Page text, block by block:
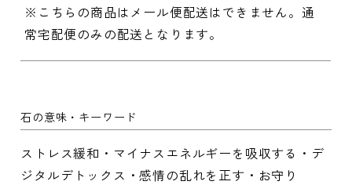
※こちらの商品はメール便配送はできません。通
常宅配便のみの配送となります。
石の意味・キーワード
ストレス緩和・マイナスエネルギーを吸収する・デ
ジタルデトックス・感情の乱れを正す・お守り